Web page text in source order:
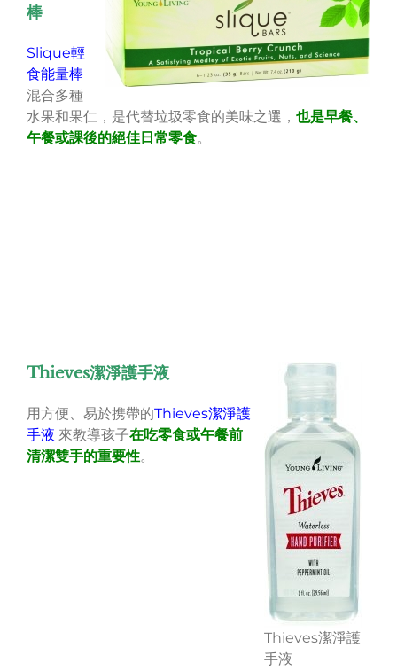
棒
Slique輕
食能量棒
混合多種
水果和果仁，是代替垃圾零食的美味之選， 也是早餐、
午餐或課後的絕佳日常零食。
Thieves潔淨護
手液
Thieves潔淨護手液
用方便、易於携帶的Thieves潔淨護
手液 來教導孩子在吃零食或午餐前
清潔雙手的重要性。